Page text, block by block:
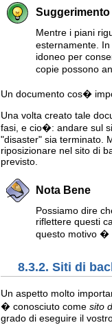
Suggerimento
Mentre i piani
esternamente.
idoneo per
copie possono
Un documento cos�
Una volta creato tale
fasi, e cio�: andare sul
"disaster" sia terminato.
riposizionare nel sito di
previsto.
Nota Bene
Possiamo dire
riflettere questi
questo motivo �
8.3.2. Siti di
Un aspetto molto
� conosciuto come sito
grado di eseguire il